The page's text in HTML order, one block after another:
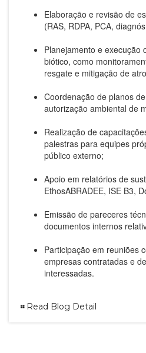
Elaboração e revisão de
(RAS, RDPA, PCA,
Planejamento e execução
biótico, como
resgate e mitigação de
Coordenação de planos
autorização ambiental de
Realização de
palestras para equipes
público externo;
Apoio em relatórios de
EthosABRADEE, ISE B3,
Emissão de pareceres
documentos internos
Participação em reuniões
empresas contratadas e
interessadas.
Read Blog Detail